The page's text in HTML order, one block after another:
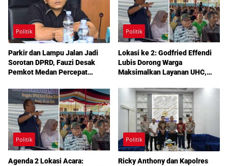
Politik
Parkir dan Lampu Jalan Jadi
Sorotan DPRD, Fauzi Desak
Pemkot Medan Percepat
Politik
Lokasi ke 2: Godfried Effendi
Lubis Dorong Warga
Maksimalkan Layanan UHC,
Pendidikan Mengemuka dalam
Reses Medan Amplas
Politik
Agenda 2 Lokasi Acara:
Politik
Ricky Anthony dan Kapolres